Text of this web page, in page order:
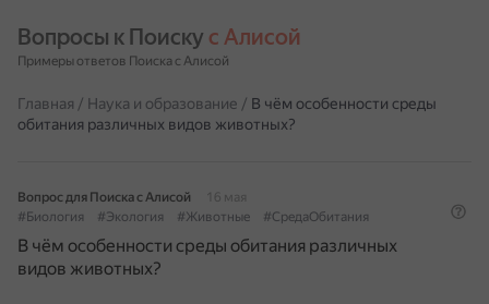
Вопросы к Поиску с Алисой
Примеры ответов Поиска с Алисой
Главная / Наука и образование / В чём особенности среды
обитания различных видов животных?
Вопрос для Поиска с Алисой
16 мая
#Биология
#Экология #Животные #СредаОбитания
В чём особенности среды обитания различных
видов животных?